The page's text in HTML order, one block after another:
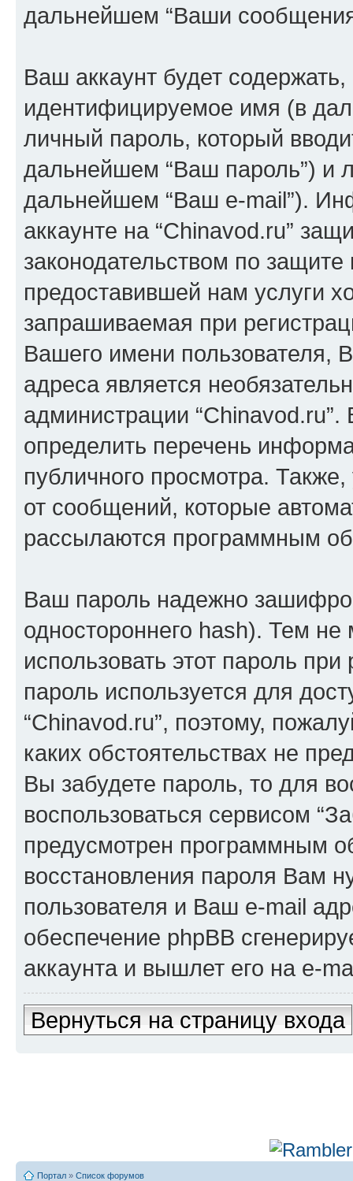
дальнейшем “Ваши
Ваш аккаунт будет
идентифицируемое имя (в
личный пароль, который
дальнейшем “Ваш пароль”) и
дальнейшем “Ваш e-mail”).
аккаунте на “Chinavod.ru”
законодательством по
предоставившей нам услуги
запрашиваемая при
Вашего имени пользователя,
адреса является
администрации
определить перечень
публичного просмотра.
от сообщений, которые
рассылаются программным
Ваш пароль надежно
одностороннего hash). Тем
использовать этот пароль
пароль используется для
“Chinavod.ru”, поэтому,
каких обстоятельствах не
Вы забудете пароль, то для
воспользоваться сервисом
предусмотрен программным
восстановления пароля Вам
пользователя и Ваш e-mail
обеспечение phpBB
аккаунта и вышлет его на e-
Вернуться на страницу входа
Портал » Список форумов